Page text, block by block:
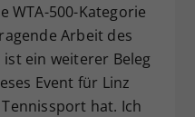
WTA-500-Kategorie
Arbeit des
ein weiterer Beleg
Event für Linz
hat. Ich